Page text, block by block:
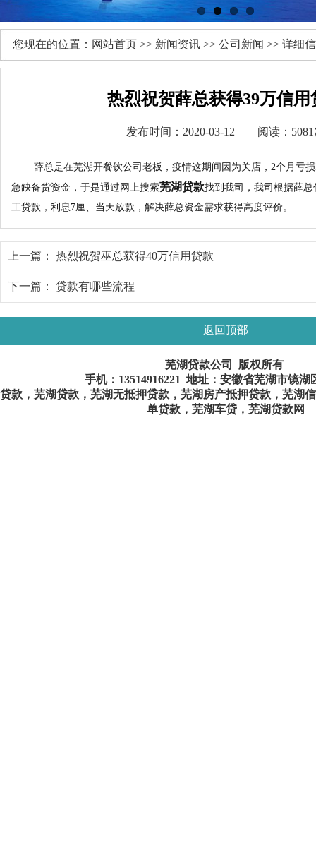
您现在的位置： 网站首页 >> 新闻资讯 >> 公司新闻 >> 详细
热烈祝贺薛总获得39万信用
发布时间：2020-03-12 阅读：5081
薛总是在芜湖开餐饮公司老板，疫情这期间因为关店，2个月亏损
急缺备货资金，于是通过网上搜索芜湖贷款找到我司，我司根据薛
工贷款，利息7厘、当天放款，解决薛总资金需求获得高度评价。
上一篇： 热烈祝贺巫总获得40万信用贷款
下一篇： 贷款有哪些流程
返回顶部
芜湖贷款公司 版权所有
手机： 13514916221 地址：安徽省芜湖市镜湖
贷款，芜湖贷款，芜湖无抵押贷款，芜湖房产抵押贷款，芜湖
单贷款，芜湖车贷，芜湖贷款网